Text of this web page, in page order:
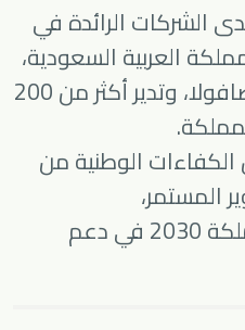
الشركات الرائدة في
العربية السعودية،
وتُعد جزءًا من مجموعة صافولا، وتدير أكثر من 200
الوطنية من
المستمر،
بما يتماشى مع رؤية المملكة 2030 في دعم